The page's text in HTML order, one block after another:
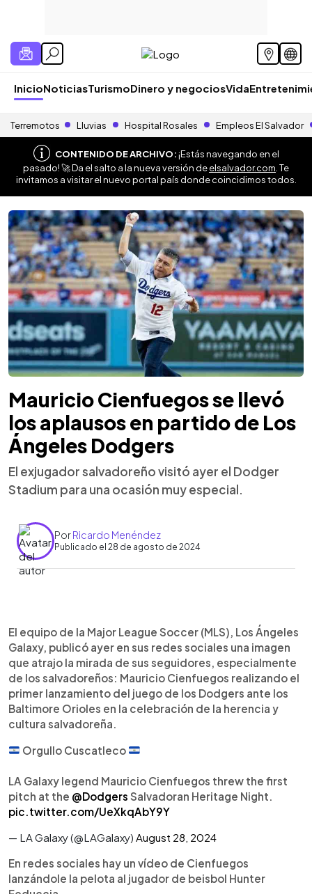
InicioNoticiasTurismoDinero y negociosVida
Terremotos Lluvias Hospital Rosales Empleos El Salvador
CONTENIDO DE ARCHIVO:¡Estás navegando en el
pasado! 🚀 Da el salto a la nueva versión deelsalvador.com . Te
invitamos a visitar el nuevo portal país donde coincidimos todos.
Mauricio Cienfuegos se llevó
los aplausos en partido de Los
Ángeles Dodgers
El exjugador salvadoreño visitó ayer el Dodger
Stadium para una ocasión muy especial.
PorRicardo Menéndez
Publicado el 28 de agosto de 2024
► Escuchar artículo
El equipo de la Major League Soccer (MLS), Los Ángeles
Galaxy, publicó ayer en sus redes sociales una imagen
que atrajo la mirada de sus seguidores, especialmente
de los salvadoreños: Mauricio Cienfuegos realizando el
primer lanzamiento del juego de los Dodgers ante los
Baltimore Orioles en la celebración de la herencia y
cultura salvadoreña.
Orgullo Cuscatleco
LA Galaxy legend Mauricio Cienfuegos threw the first
pitch at the @Dodgers Salvadoran Heritage Night.
pic.twitter.com/UeXkqAbY9Y
— LA Galaxy (@LAGalaxy) August 28, 2024
En redes sociales hay un vídeo de Cienfuegos
lanzándole la pelota al jugador de beisbol Hunter